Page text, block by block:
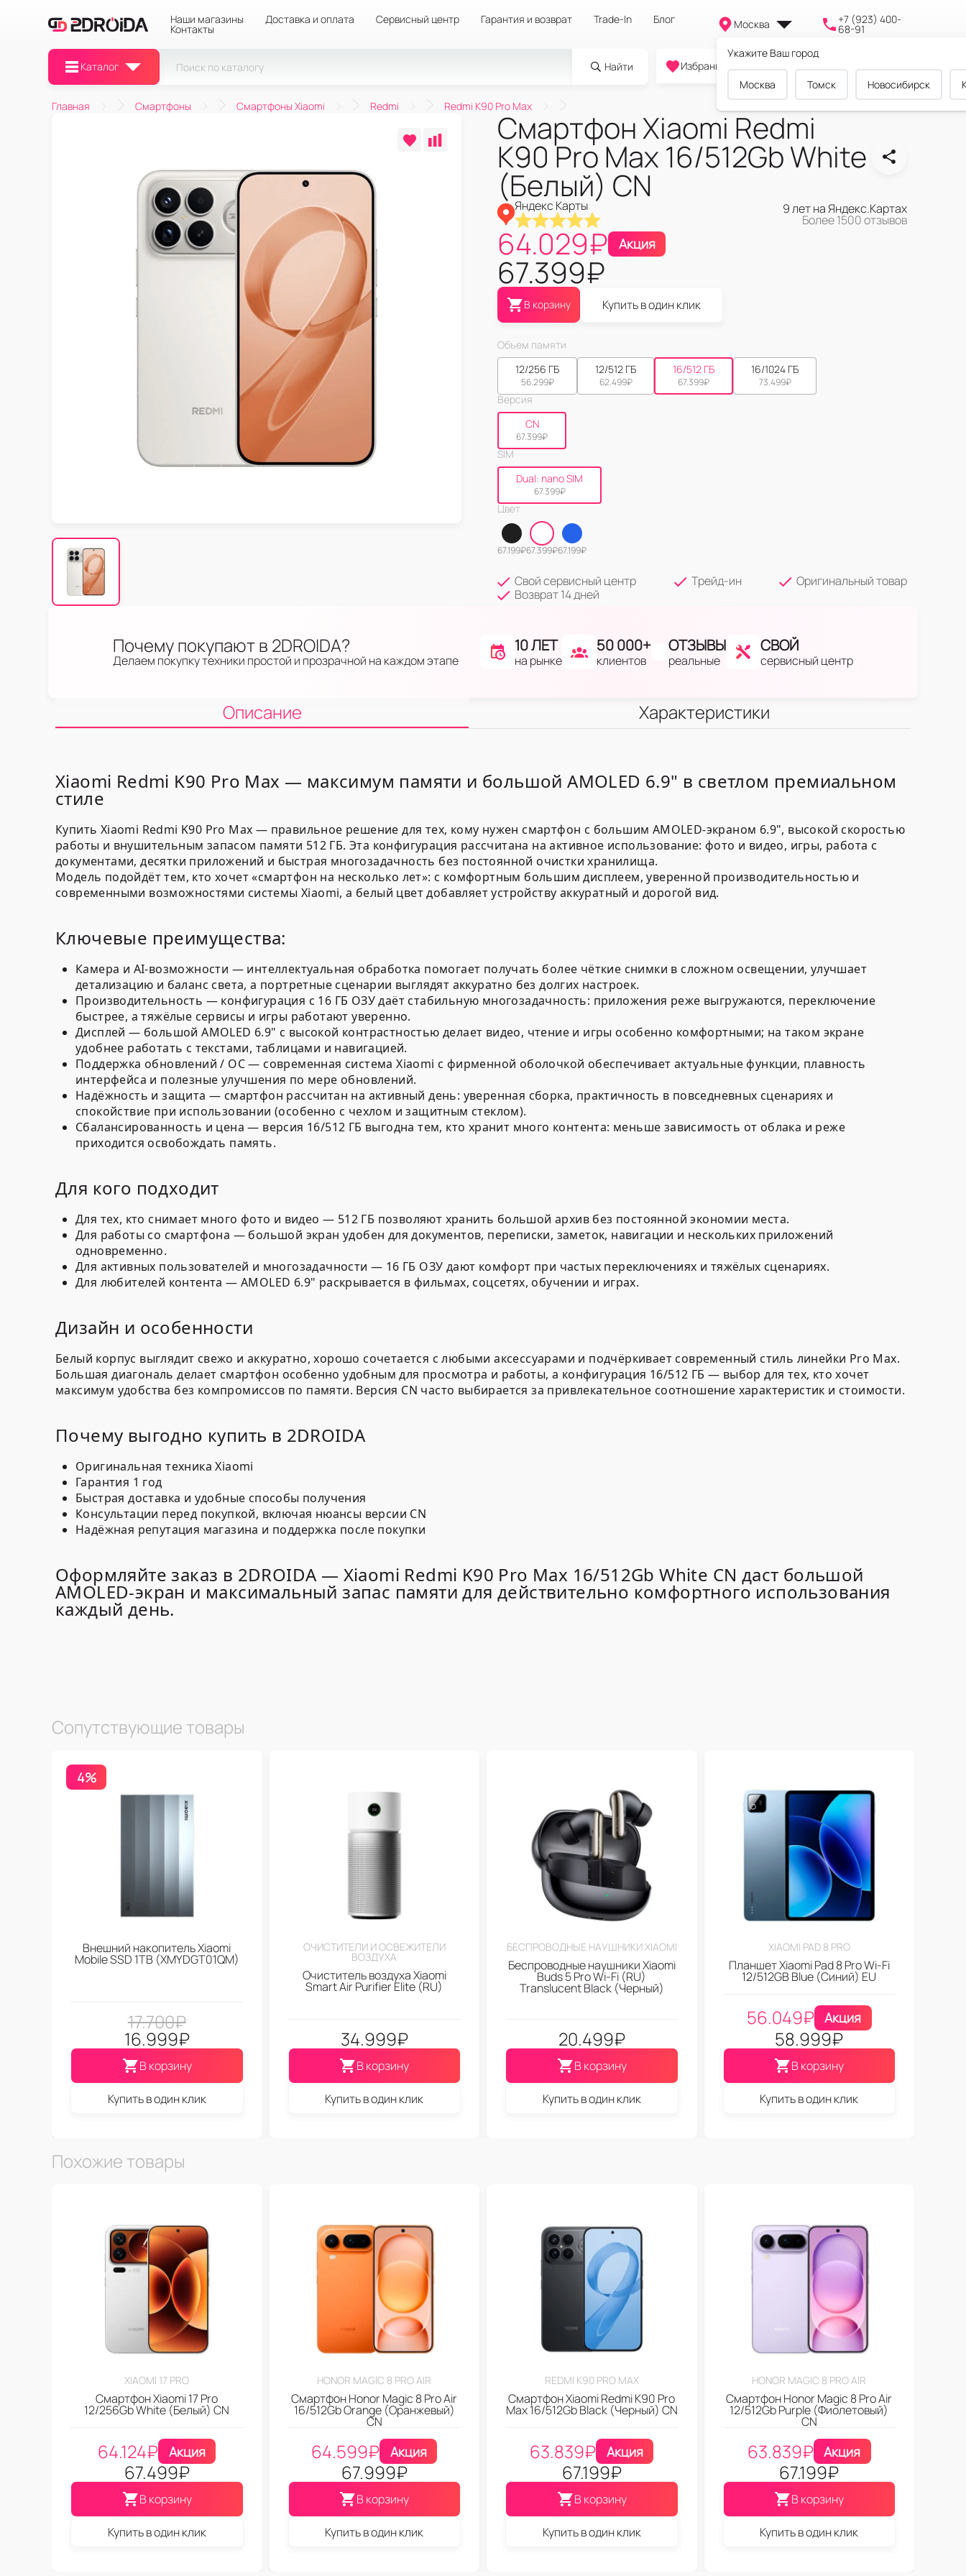
Наши магазины Доставка и оплата Сервисный центр Гарантия и возврат Trade-In Блог
Контакты Москва
Укажите Ваш город
Москва Томск Новосибирск
+7 (923) 400-
68-91
Каталог Найти
0
Избранное Cравнение Корзина
Главная Смартфоны Смартфоны Xiaomi Redmi Redmi K90 Pro Max
Смартфон Xiaomi Redmi
K90 Pro Max 16/512Gb White
(Белый) CN
Яндекс Карты 9 лет на Яндекс.Картах
Более 1500 отзывов
64.029₽ Акция
67.399₽
В корзину Купить в один клик
Объем памяти
12/256 ГБ
56.299₽
12/512 ГБ
62.499₽
16/512 ГБ
67.399₽
16/1024 ГБ
73.499₽
Версия
CN
67.399₽
SIM
Dual: nano SIM
67.399₽
Цвет
67.199₽67.399₽67.199₽
Свой сервисный центр Трейд-ин
Оригинальный товар
Возврат 14 дней
Почему покупают в 2DROIDA?
Делаем покупку техники простой и прозрачной на каждом этапе
10 ЛЕТ
на рынке
50 000+
клиентов
ОТЗЫВЫ
реальные
СВОЙ
сервисный центр
Описание Характеристики
Xiaomi Redmi K90 Pro Max — максимум памяти и большой AMOLED 6.9" в светлом премиальном
стиле
Купить Xiaomi Redmi K90 Pro Max — правильное решение для тех, кому нужен смартфон с большим AMOLED-экраном 6.9", высокой скоростью
работы и внушительным запасом памяти 512 ГБ. Эта конфигурация рассчитана на активное использование: фото и видео, игры, работа с
документами, десятки приложений и быстрая многозадачность без постоянной очистки хранилища.
Модель подойдёт тем, кто хочет «смартфон на несколько лет»: с комфортным большим дисплеем, уверенной производительностью и
современными возможностями системы Xiaomi, а белый цвет добавляет устройству аккуратный и дорогой вид.
Ключевые преимущества:
Камера и AI-возможности — интеллектуальная обработка помогает получать более чёткие снимки в сложном освещении, улучшает
детализацию и баланс света, а портретные сценарии выглядят аккуратно без долгих настроек.
Производительность — конфигурация с 16 ГБ ОЗУ даёт стабильную многозадачность: приложения реже выгружаются, переключение
быстрее, а тяжёлые сервисы и игры работают уверенно.
Дисплей — большой AMOLED 6.9" с высокой контрастностью делает видео, чтение и игры особенно комфортными; на таком экране
удобнее работать с текстами, таблицами и навигацией.
Поддержка обновлений / ОС— современная система Xiaomi с фирменной оболочкой обеспечивает актуальные функции, плавность
интерфейса и полезные улучшения по мере обновлений.
Надёжность и защита — смартфон рассчитан на активный день: уверенная сборка, практичность в повседневных сценариях и
спокойствие при использовании (особенно с чехлом и защитным стеклом).
Сбалансированность и цена — версия 16/512 ГБ выгодна тем, кто хранит много контента: меньше зависимость от облака и реже
приходится освобождать память.
Для кого подходит
Для тех, кто снимает много фото и видео — 512 ГБ позволяют хранить большой архив без постоянной экономии места.
Для работы со смартфона — большой экран удобен для документов, переписки, заметок, навигации и нескольких приложений
одновременно.
Для активных пользователей и многозадачности — 16 ГБ ОЗУ дают комфорт при частых переключениях и тяжёлых сценариях.
Для любителей контента — AMOLED 6.9" раскрывается в фильмах, соцсетях, обучении и играх.
Дизайн и особенности
Белый корпус выглядит свежо и аккуратно, хорошо сочетается с любыми аксессуарами и подчёркивает современный стиль линейки Pro Max.
Большая диагональ делает смартфон особенно удобным для просмотра и работы, а конфигурация 16/512 ГБ — выбор для тех, кто хочет
максимум удобства без компромиссов по памяти. Версия CN часто выбирается за привлекательное соотношение характеристик и стоимости.
Почему выгодно купить в 2DROIDA
Оригинальная техника Xiaomi
Гарантия 1 год
Быстрая доставка и удобные способы получения
Консультации перед покупкой, включая нюансы версии CN
Надёжная репутация магазина и поддержка после покупки
Оформляйте заказ в 2DROIDA — Xiaomi Redmi K90 Pro Max 16/512Gb White CN даст большой
AMOLED-экран и максимальный запас памяти для действительно комфортного использования
каждый день.
Сопутствующие товары
4%
Внешний накопитель Xiaomi
Mobile SSD 1TB (XMYDGT01QM)
17.700₽
16.999₽
В корзину
Купить в один клик
ОЧИСТИТЕЛИ И ОСВЕЖИТЕЛИ
ВОЗДУХА
Очиститель воздуха Xiaomi
Smart Air Purifier Elite (RU)
34.999₽
В корзину
Купить в один клик
БЕСПРОВОДНЫЕ НАУШНИКИ XIAOMI
Беспроводные наушники Xiaomi
Buds 5 Pro Wi-Fi (RU)
Translucent Black (Черный)
20.499₽
В корзину
Купить в один клик
XIAOMI PAD 8 PRO
Планшет Xiaomi Pad 8 Pro Wi-Fi
12/512GB Blue (Синий) EU
56.049₽ Акция
58.999₽
В корзину
Купить в один клик
Похожие товары
XIAOMI 17 PRO
Смартфон Xiaomi 17 Pro
12/256Gb White (Белый) CN
64.124₽ Акция
67.499₽
В корзину
Купить в один клик
HONOR MAGIC 8 PRO AIR
Смартфон Honor Magic 8 Pro Air
16/512Gb Orange (Оранжевый)
CN
64.599₽ Акция
67.999₽
В корзину
Купить в один клик
REDMI K90 PRO MAX
Смартфон Xiaomi Redmi K90 Pro
Max 16/512Gb Black (Черный) CN
63.839₽ Акция
67.199₽
В корзину
Купить в один клик
HONOR MAGIC 8 PRO AIR
Смартфон Honor Magic 8 Pro Air
12/512Gb Purple (Фиолетовый)
CN
63.839₽ Акция
67.199₽
В корзину
Купить в один клик